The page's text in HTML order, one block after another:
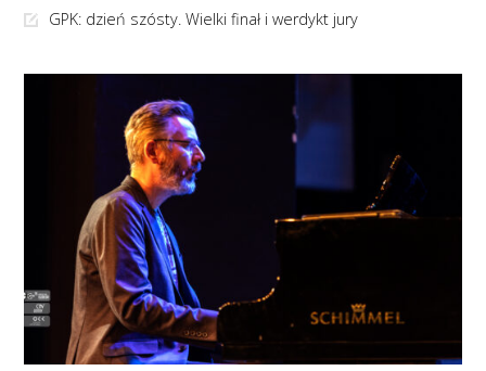
rozmiarGPK: dzień szósty. Wielki finał i werdykt jury